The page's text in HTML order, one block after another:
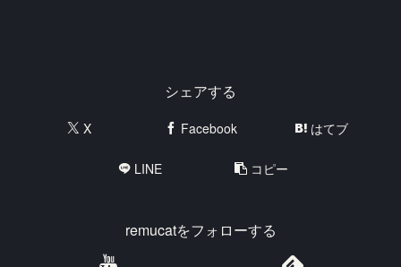
シェアする
X Facebook はてブ
LINE コピー
remucatをフォローする